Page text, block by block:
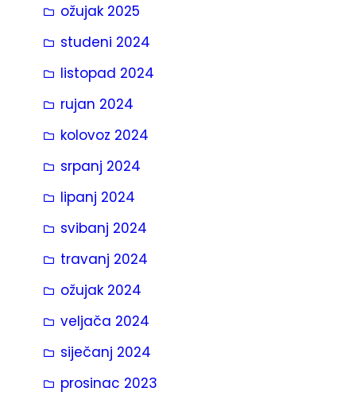
ožujak 2025
studeni 2024
listopad 2024
rujan 2024
kolovoz 2024
srpanj 2024
lipanj 2024
svibanj 2024
travanj 2024
ožujak 2024
veljača 2024
siječanj 2024
prosinac 2023